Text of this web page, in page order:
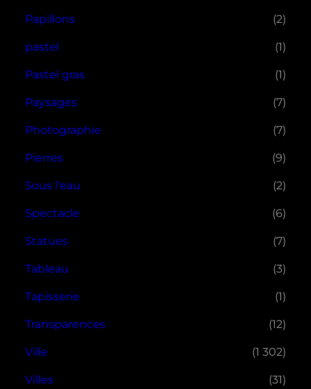
Papillons (2)
pastel (1)
Pastel gras (1)
Paysages (7)
Photographie (7)
Pierres (9)
Sous l'eau (2)
Spectacle (6)
Statues (7)
Tableau (3)
Tapisserie (1)
Transparences (12)
Ville (1 302)
Villes (31)